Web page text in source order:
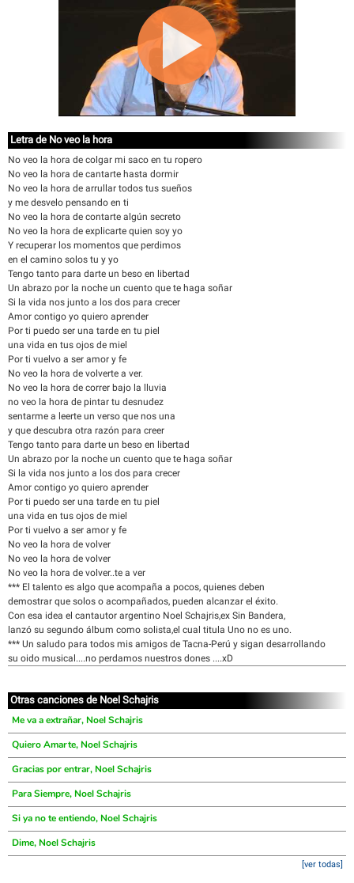
Letra de No veo la hora
No veo la hora de colgar mi saco en tu ropero
No veo la hora de cantarte hasta dormir
No veo la hora de arrullar todos tus sueños
y me desvelo pensando en ti
No veo la hora de contarte algún secreto
No veo la hora de explicarte quien soy yo
Y recuperar los momentos que perdimos
en el camino solos tu y yo
Tengo tanto para darte un beso en libertad
Un abrazo por la noche un cuento que te haga soñar
Si la vida nos junto a los dos para crecer
Amor contigo yo quiero aprender
Por ti puedo ser una tarde en tu piel
una vida en tus ojos de miel
Por ti vuelvo a ser amor y fe
No veo la hora de volverte a ver.
No veo la hora de correr bajo la lluvia
no veo la hora de pintar tu desnudez
sentarme a leerte un verso que nos una
y que descubra otra razón para creer
Tengo tanto para darte un beso en libertad
Un abrazo por la noche un cuento que te haga soñar
Si la vida nos junto a los dos para crecer
Amor contigo yo quiero aprender
Por ti puedo ser una tarde en tu piel
una vida en tus ojos de miel
Por ti vuelvo a ser amor y fe
No veo la hora de volver
No veo la hora de volver
No veo la hora de volver..te a ver
*** El talento es algo que acompaña a pocos, quienes deben
demostrar que solos o acompañados, pueden alcanzar el éxito.
Con esa idea el cantautor argentino Noel Schajris,ex Sin Bandera,
lanzó su segundo álbum como solista,el cual titula Uno no es uno.
*** Un saludo para todos mis amigos de Tacna-Perú y sigan desarrollando
su oido musical....no perdamos nuestros dones ....xD
Otras canciones de Noel Schajris
Me va a extrañar, Noel Schajris
Quiero Amarte, Noel Schajris
Gracias por entrar, Noel Schajris
Para Siempre, Noel Schajris
Si ya no te entiendo, Noel Schajris
Dime, Noel Schajris
[ver todas]